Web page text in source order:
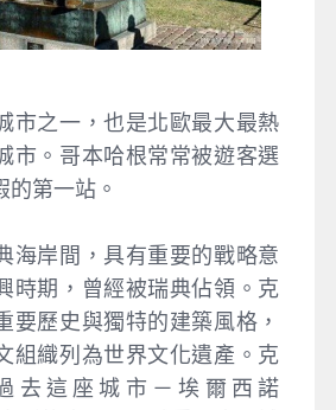
市之一，也是北歐最大最熱
市。哥本哈根常常被遊客選
的第一站。
海岸間，具有重要的戰略意
時期，曾經被瑞典佔領。克
要歷史與獨特的建築風格，
組織列為世界文化遺產。克
去這座城市－埃爾西諾